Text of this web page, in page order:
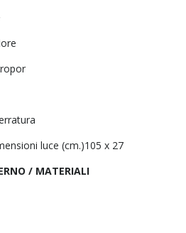
luce (cm.)105 x 27
/ MATERIALI